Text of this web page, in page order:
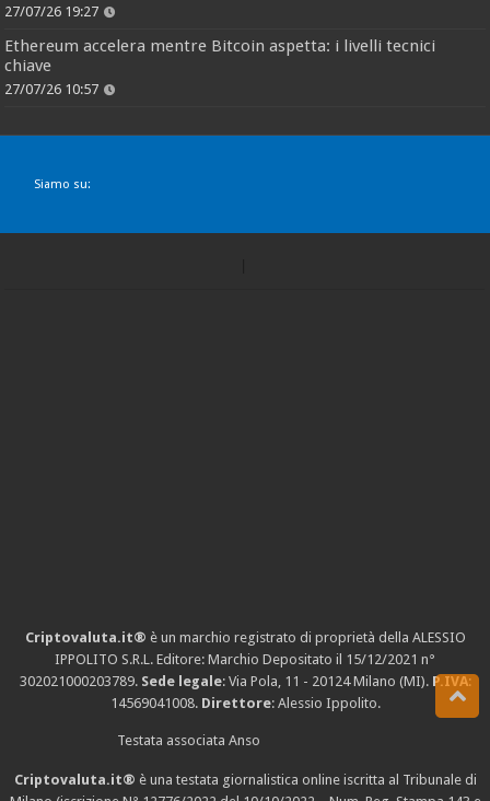
27/07/26 19:27
Ethereum accelera mentre Bitcoin aspetta: i livelli tecnici
chiave
27/07/26 10:57
Siamo su:
Criptovaluta.it® è un marchio registrato di proprietà della ALESSIO
IPPOLITO S.R.L. Editore: Marchio Depositato il 15/12/2021 n°
302021000203789. Sede legale: Via Pola, 11 - 20124 Milano (MI). P.IVA:
14569041008. Direttore: Alessio Ippolito.
Testata associata Anso
Criptovaluta.it® è una testata giornalistica online iscritta al Tribunale di